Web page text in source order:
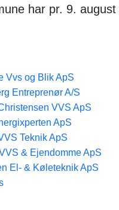
har pr. 9.
Vvs og Blik ApS
Entreprenør A/S
VVS ApS
ApS
Teknik ApS
& Ejendomme ApS
El- & Køleteknik ApS